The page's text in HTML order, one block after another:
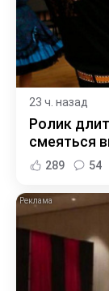
23 ч. назад
Ролик
смеяться
289 54